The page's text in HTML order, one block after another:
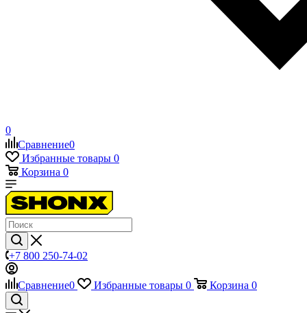
0
Сравнение0
Избранные товары 0
Корзина 0
+7 800 250-74-02
Сравнение0 Избранные товары 0 Корзина 0